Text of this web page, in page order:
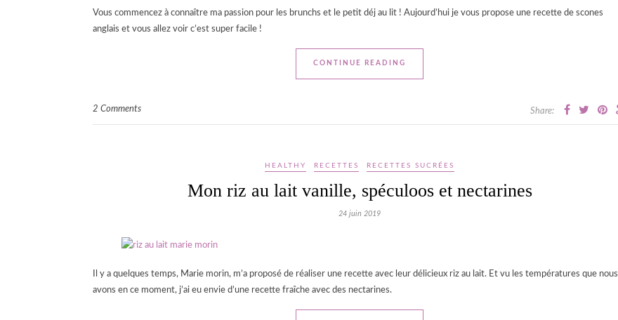
Vous commencez à connaître ma passion pour les brunchs et le petit déj au lit ! Aujourd’hui je vous propose une recette de scones
anglais et vous allez voir c’est super facile !
CONTINUE READING
2 Comments Share:
HEALTHY RECETTES RECETTES SUCRÉES
Mon riz au lait vanille, spéculoos et nectarines
24 juin 2019
Il y a quelques temps, Marie morin, m’a proposé de réaliser une recette avec leur délicieux riz au lait. Et vu les températures que nous
avons en ce moment, j’ai eu envie d’une recette fraîche avec des nectarines.